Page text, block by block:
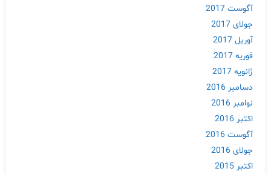
آگوست 2017
جولای 2017
آوریل 2017
فوریه 2017
ژانویه 2017
دسامبر 2016
نوامبر 2016
اکتبر 2016
آگوست 2016
جولای 2016
اکتبر 2015